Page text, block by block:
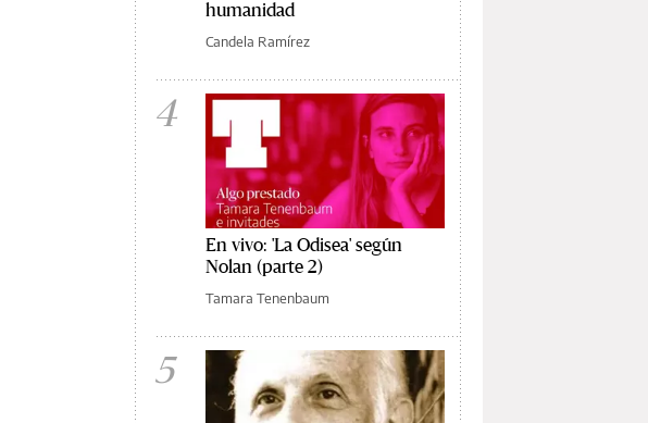
humanidad
Candela Ramírez
4
En vivo: 'La Odisea' según
Nolan (parte 2)
Tamara Tenenbaum
5